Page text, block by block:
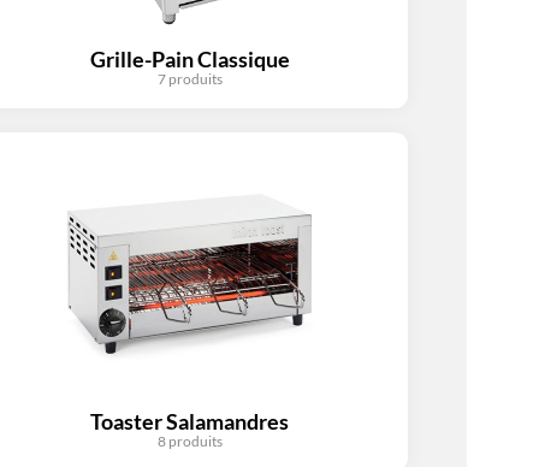
Grille-Pain Classique
7 produits
Toaster Salamandres
8 produits